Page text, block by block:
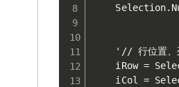
'// 行位置、
iRow =
iCol =